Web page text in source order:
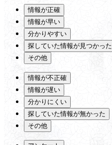
情報が正確
情報が早い
分かりやすい
探していた情報が見つかった
その他
情報が不正確
情報が遅い
分かりにくい
探していた情報が無かった
その他